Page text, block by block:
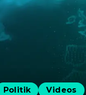
Politik Videos